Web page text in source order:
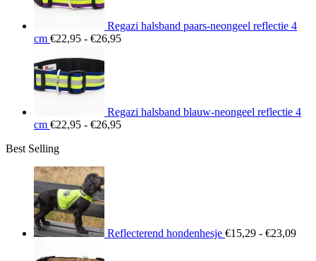
Regazi halsband paars-neongeel reflectie 4
cm €22,95 - €26,95Prijsklasse:
Regazi halsband blauw-neongeel reflectie 4
cm €22,95 - €26,95Prijsklasse:
Best Selling
Reflecterend hondenhesje €15,29 - €23,09